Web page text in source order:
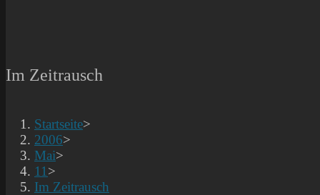
Im Zeitrausch
Startseite>
2006>
Mai>
11 >
Im Zeitrausch